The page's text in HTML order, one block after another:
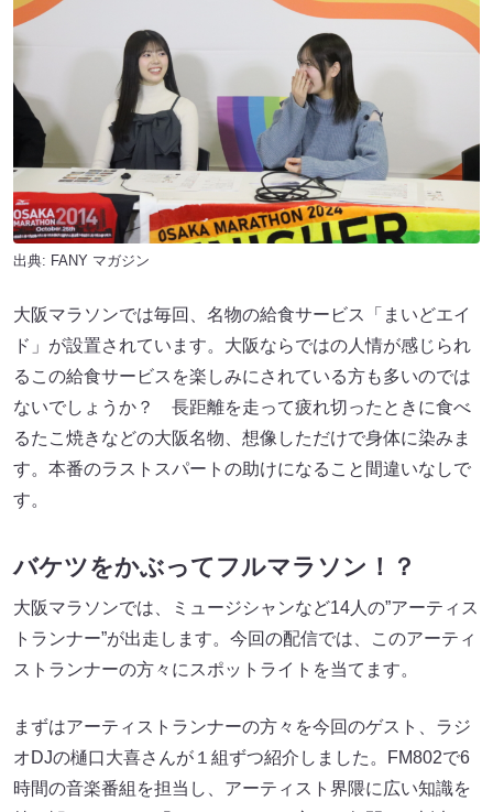
出典: FANY マガジン
大阪マラソンでは毎回、名物の給食サービス「まいどエイ
ド」が設置されています。大阪ならではの人情が感じられ
るこの給食サービスを楽しみにされている方も多いのでは
ないでしょうか？ 長距離を走って疲れ切ったときに食べ
るたこ焼きなどの大阪名物、想像しただけで身体に染みま
す。本番のラストスパートの助けになること間違いなしで
す。
バケツをかぶってフルマラソン！？
大阪マラソンでは、ミュージシャンなど14人の”アーティス
トランナー”が出走します。今回の配信では、このアーティ
ストランナーの方々にスポットライトを当てます。
まずはアーティストランナーの方々を今回のゲスト、ラジ
オDJの樋口大喜さんが１組ずつ紹介しました。FM802で6
時間の音楽番組を担当し、アーティスト界隈に広い知識を